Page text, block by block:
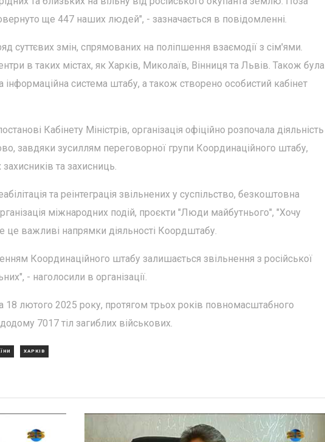
ще 447 наших людей", - зазначається в повідомленні.
суттєвих змін, спрямованих на поліпшення взаємодії з сім'ями.
в таких містах, як Харків, Миколаїв, Вінниця та Львів. Також була
інформаційна система штабу, а також створено особистий кабінет
Кабінету Міністрів, організація офіційно розпочала діяльність
завдяки зусиллям переговорної групи Координаційного штабу,
та захисниць.
та реінтеграція звільнених у суспільство, безкоштовна
міжнародних подій, проєкти "Люди майбутнього", "Хочу
це важливі напрямки діяльності Коордштабу.
Координаційного штабу залишається звільнення з російської
- наголосили в організації.
лютого 2025 року, протягом трьох років повномасштабного
7017 тіл загиблих військових.
ХАРКІВ